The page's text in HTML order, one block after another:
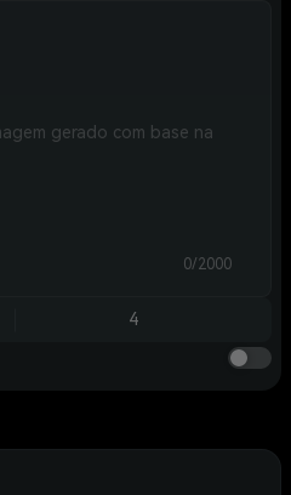
0/2000
4